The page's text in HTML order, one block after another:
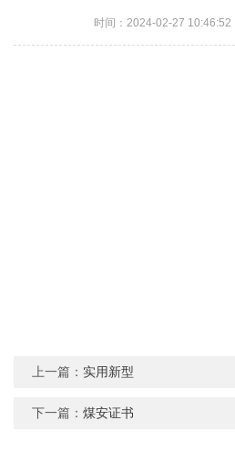
时间：2024-02-27 10:46:52
上一篇： 实用新型
下一篇：煤安证书